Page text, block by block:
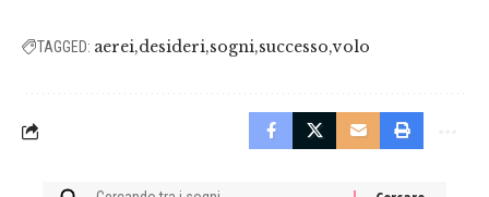
TAGGED: aerei desideri sogni successo volo